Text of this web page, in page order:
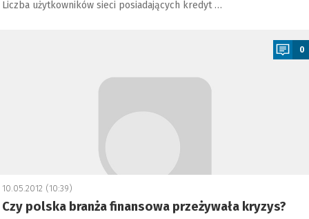
Liczba użytkowników sieci posiadających kredyt …
0
10.05.2012 (10:39)
Czy polska branża finansowa przeżywała kryzys?